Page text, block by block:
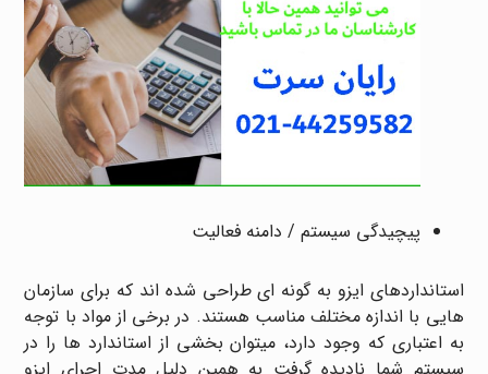
پیچیدگی سیستم / دامنه فعالیت
استانداردهای ایزو به گونه ای طراحی شده اند که برای سازمان
هایی با اندازه مختلف مناسب هستند. در برخی از مواد با توجه
به اعتباری که وجود دارد، میتوان بخشی از استاندارد ها را در